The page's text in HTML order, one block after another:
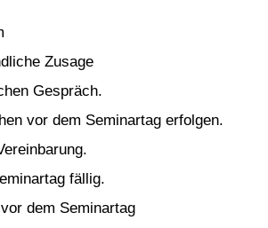
Zusage
Gespräch.
vor dem Seminartag erfolgen.
fällig.
dem Seminartag